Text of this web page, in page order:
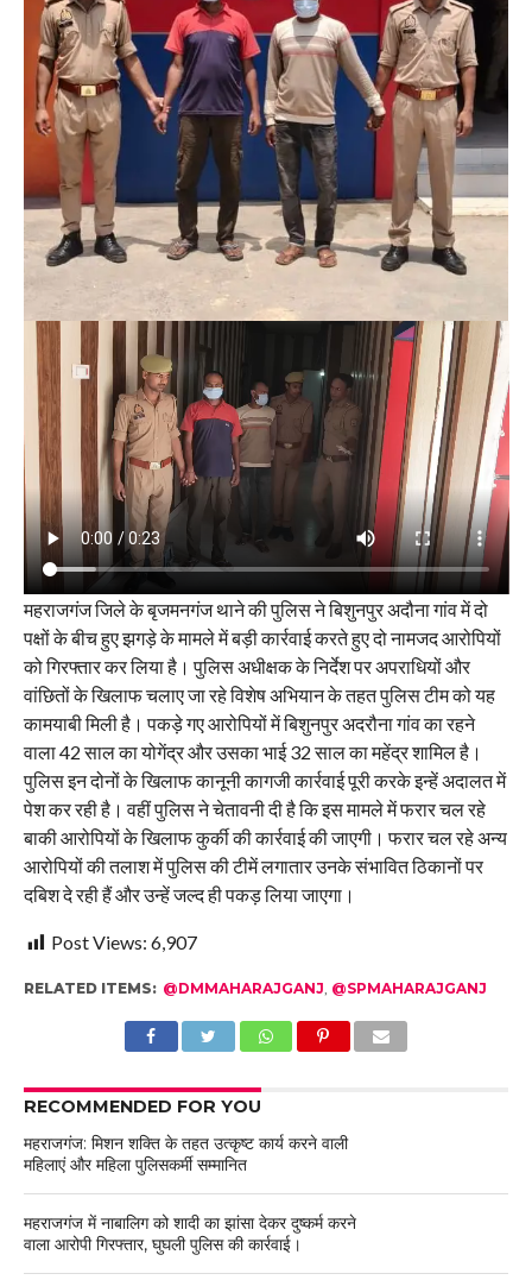
महराजगंज जिले के बृजमनगंज थाने की पुलिस ने बिशुनपुर अदौना गांव में दो
पक्षों के बीच हुए झगड़े के मामले में बड़ी कार्रवाई करते हुए दो नामजद आरोपियों
को गिरफ्तार कर लिया है। पुलिस अधीक्षक के निर्देश पर अपराधियों और
वांछितों के खिलाफ चलाए जा रहे विशेष अभियान के तहत पुलिस टीम को यह
कामयाबी मिली है। पकड़े गए आरोपियों में बिशुनपुर अदरौना गांव का रहने
वाला 42 साल का योगेंद्र और उसका भाई 32 साल का महेंद्र शामिल है।
पुलिस इन दोनों के खिलाफ कानूनी कागजी कार्रवाई पूरी करके इन्हें अदालत में
पेश कर रही है। वहीं पुलिस ने चेतावनी दी है कि इस मामले में फरार चल रहे
बाकी आरोपियों के खिलाफ कुर्की की कार्रवाई की जाएगी। फरार चल रहे अन्य
आरोपियों की तलाश में पुलिस की टीमें लगातार उनके संभावित ठिकानों पर
दबिश दे रही हैं और उन्हें जल्द ही पकड़ लिया जाएगा।
Post Views: 6,907
RELATED ITEMS: @DMMAHARAJGANJ @SPMAHARAJGANJ
RECOMMENDED FOR YOU
महराजगंज: मिशन शक्ति के तहत उत्कृष्ट कार्य करने वाली
महिलाएं और महिला पुलिसकर्मी सम्मानित
महराजगंज में नाबालिग को शादी का झांसा देकर दुष्कर्म करने
वाला आरोपी गिरफ्तार, घुघली पुलिस की कार्रवाई।